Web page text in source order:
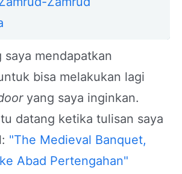
saya mendapatkan
bisa melakukan lagi
yang saya inginkan.
datang ketika tulisan saya
"The Medieval Banquet,
Abad Pertengahan"